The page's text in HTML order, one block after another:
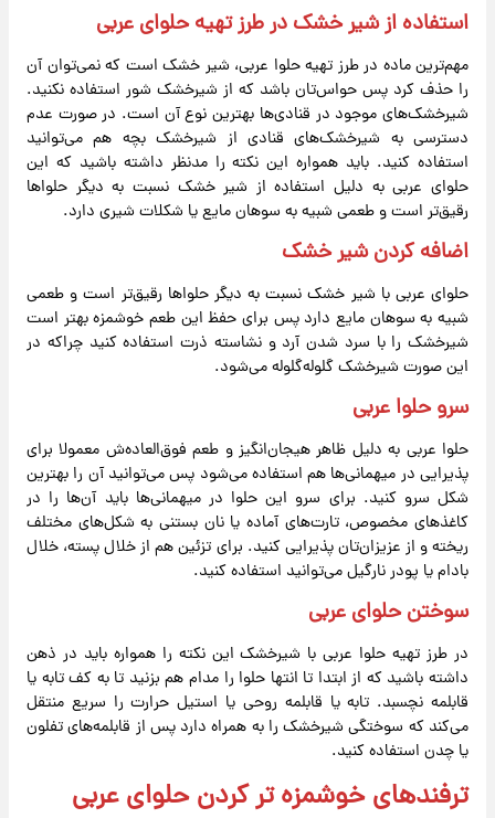
استفاده از شیر خشک در طرز تهیه حلوای عربی
مهم‌ترین ماده در طرز تهیه حلوا عربی، شیر خشک است که نمی‌توان آن
را حذف کرد پس حواس‌تان باشد که از شیرخشک شور استفاده نکنید.
شیرخشک‌های موجود در قنادی‌ها بهترین نوع آن است. در صورت عدم
دسترسی به شیرخشک‌های قنادی از شیرخشک بچه هم می‌توانید
استفاده کنید. باید همواره این نکته را مدنظر داشته باشید که این
حلوای عربی به دلیل استفاده از شیر خشک نسبت به دیگر حلواها
رقیق‌تر است و طعمی شبیه به سوهان مایع یا شکلات شیری دارد.
اضافه کردن شیر خشک
حلوای عربی با شیر خشک نسبت به دیگر حلواها رقیق‌تر است و طعمی
شبیه به سوهان مایع دارد پس برای حفظ این طعم خوشمزه بهتر است
شیرخشک را با سرد شدن آرد و نشاسته ذرت استفاده کنید چراکه در
این صورت شیرخشک گلوله‌گلوله می‌شود.
سرو حلوا عربی
حلوا عربی به دلیل ظاهر هیجان‌انگیز و طعم فوق‌العاده‌ش معمولا برای
پذیرایی در میهمانی‌ها هم استفاده می‌شود پس می‌توانید آن را بهترین
شکل سرو کنید. برای سرو این حلوا در میهمانی‌ها باید آن‌ها را در
کاغذهای مخصوص، تارت‌های آماده یا نان بستنی به شکل‌های مختلف
ریخته و از عزیزان‌تان پذیرایی کنید. برای تزئین هم از خلال پسته، خلال
بادام یا پودر نارگیل می‌توانید استفاده کنید.
سوختن حلوای عربی
در طرز تهیه حلوا عربی با شیرخشک این نکته را همواره باید در ذهن
داشته باشید که از ابتدا تا انتها حلوا را مدام هم بزنید تا به کف تابه یا
قابلمه نچسبد. تابه یا قابلمه روحی یا استیل حرارت را سریع منتقل
می‌کند که سوختگی شیرخشک را به همراه دارد پس از قابلمه‌های تفلون
یا چدن استفاده کنید.
ترفندهای خوشمزه تر کردن حلوای عربی